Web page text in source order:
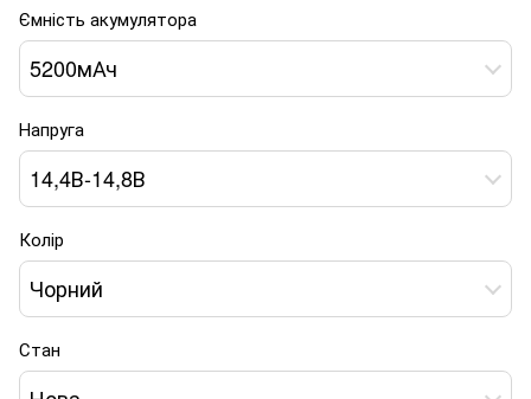
Ємність акумулятора
5200мАч
Напруга
14,4В-14,8В
Колір
Чорний
Стан